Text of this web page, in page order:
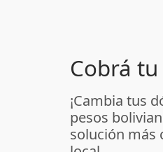
Cobrá
¡Cambia tus
pesos
solución más